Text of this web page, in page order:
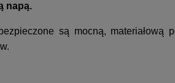
napą.
są mocną,